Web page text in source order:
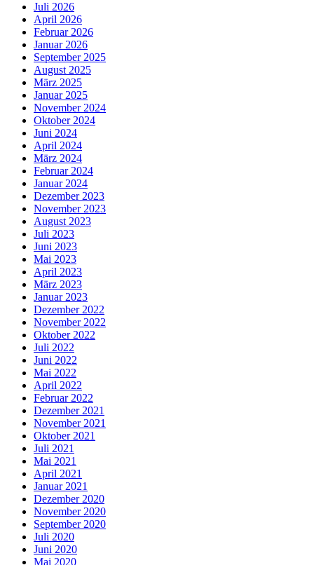
Juli 2026
April 2026
Februar 2026
Januar 2026
September 2025
August 2025
März 2025
Januar 2025
November 2024
Oktober 2024
Juni 2024
April 2024
März 2024
Februar 2024
Januar 2024
Dezember 2023
November 2023
August 2023
Juli 2023
Juni 2023
Mai 2023
April 2023
März 2023
Januar 2023
Dezember 2022
November 2022
Oktober 2022
Juli 2022
Juni 2022
Mai 2022
April 2022
Februar 2022
Dezember 2021
November 2021
Oktober 2021
Juli 2021
Mai 2021
April 2021
Januar 2021
Dezember 2020
November 2020
September 2020
Juli 2020
Juni 2020
Mai 2020